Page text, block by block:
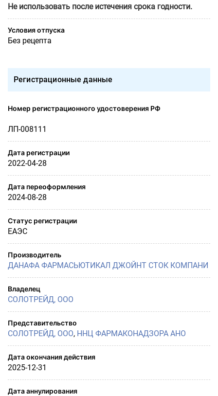
Не использовать после истечения срока годности.
Условия отпуска
Без рецепта
Регистрационные данные
Номер регистрационного удостоверения РФ
ЛП-008111
Дата регистрации
2022-04-28
Дата переоформления
2024-08-28
Статус регистрации
ЕАЭС
Производитель
ДАНАФА ФАРМАСЬЮТИКАЛ ДЖОЙНТ СТОК КОМПАНИ
Владелец
СОЛОТРЕЙД, ООО
Представительство
СОЛОТРЕЙД, ООО, ННЦ ФАРМАКОНАДЗОРА АНО
Дата окончания действия
2025-12-31
Дата аннулирования